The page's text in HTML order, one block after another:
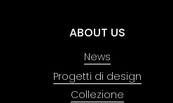
ABOUT US
News
Progetti di design
Collezione